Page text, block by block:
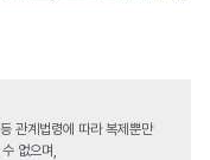
관계법령에 따라 복제뿐만
없으며,